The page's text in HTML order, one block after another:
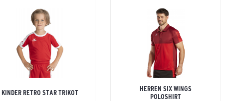
KINDER RETRO STAR TRIKOT
HERREN SIX WINGS
POLOSHIRT